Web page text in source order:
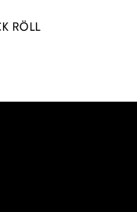
RÖLL